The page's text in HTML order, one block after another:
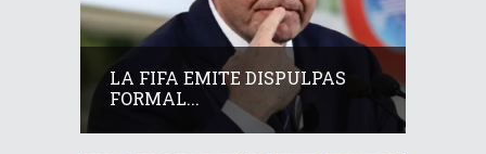
LA FIFA EMITE DISPULPAS
FORMAL...